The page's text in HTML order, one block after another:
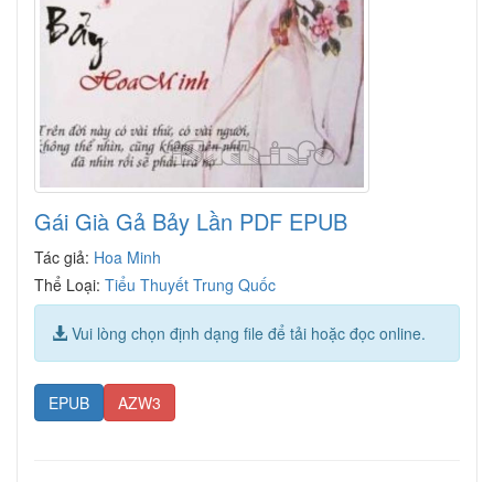
Gái Già Gả Bảy Lần PDF EPUB
Tác giả: Hoa Minh
Thể Loại: Tiểu Thuyết Trung Quốc
Vui lòng chọn định dạng file để tải hoặc đọc online.
EPUB AZW3